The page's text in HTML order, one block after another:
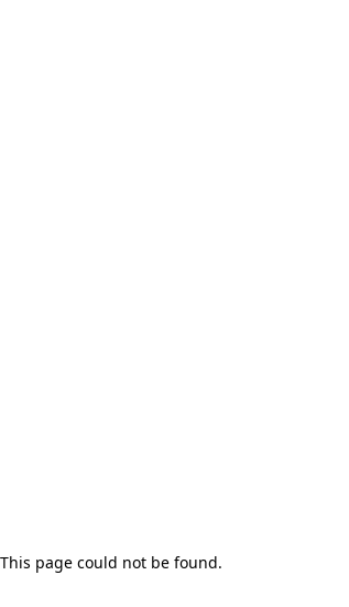
This page could not be found.